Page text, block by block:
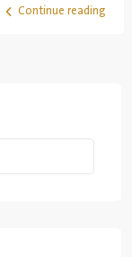
Continue reading